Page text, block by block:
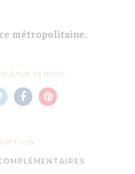
métropolitaine.
VENDUS